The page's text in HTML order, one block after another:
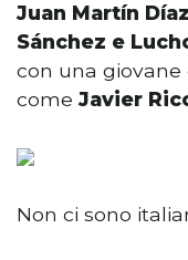
Juan Martín
Sánchez e
con una giovane
comeJavier
Non ci sono